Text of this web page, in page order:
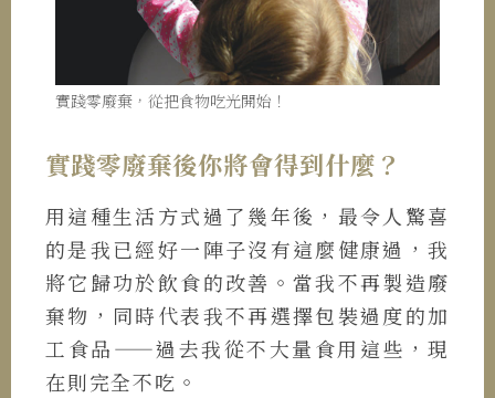
實踐零廢棄，從把食物吃光開始！
實踐零廢棄後你將會得到什麼？
用這種生活方式過了幾年後，最令人驚喜
的是我已經好一陣子沒有這麼健康過，我
將它歸功於飲食的改善。當我不再製造廢
棄物，同時代表我不再選擇包裝過度的加
工食品——過去我從不大量食用這些，現
在則完全不吃。